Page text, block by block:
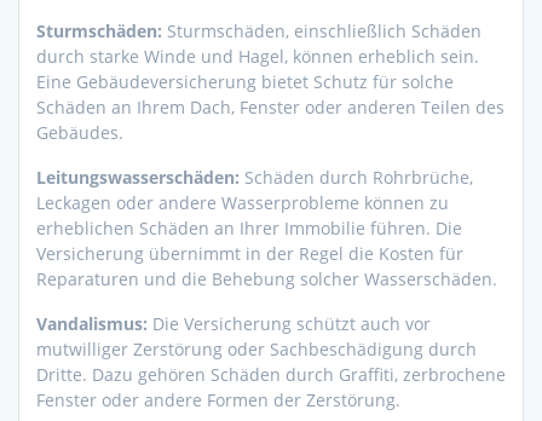
Sturmschäden: Sturmschäden, einschließlich Schäden
durch starke Winde und Hagel, können erheblich sein.
Eine Gebäudeversicherung bietet Schutz für solche
Schäden an Ihrem Dach, Fenster oder anderen Teilen des
Gebäudes.
Leitungswasserschäden: Schäden durch Rohrbrüche,
Leckagen oder andere Wasserprobleme können zu
erheblichen Schäden an Ihrer Immobilie führen. Die
Versicherung übernimmt in der Regel die Kosten für
Reparaturen und die Behebung solcher Wasserschäden.
Vandalismus: Die Versicherung schützt auch vor
mutwilliger Zerstörung oder Sachbeschädigung durch
Dritte. Dazu gehören Schäden durch Graffiti, zerbrochene
Fenster oder andere Formen der Zerstörung.